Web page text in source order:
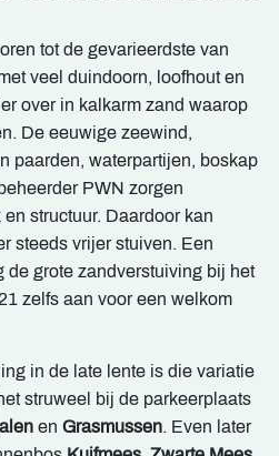
tot de gevarieerdste van
veel duindoorn, loofhout en
over in kalkarm zand waarop
De eeuwige zeewind,
paarden, waterpartijen, boskap
PWN zorgen
structuur. Daardoor kan
steeds vrijer stuiven. Een
de grote zandverstuiving bij het
zelfs aan voor een welkom
in de late lente is die variatie
struweel bij de parkeerplaats
en Grasmussen. Even later